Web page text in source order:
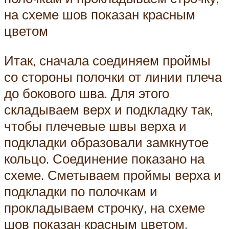
на схеме шов показан красным
цветом
Итак, сначала соединяем проймы
со стороны полочки от линии плеча
до бокового шва. Для этого
складываем верх и подкладку так,
чтобы плечевые швы верха и
подкладки образовали замкнутое
кольцо. Соединение показано на
схеме. Сметываем проймы верха и
подкладки по полочкам и
прокладываем строчку, на схеме
шов показан красным цветом.